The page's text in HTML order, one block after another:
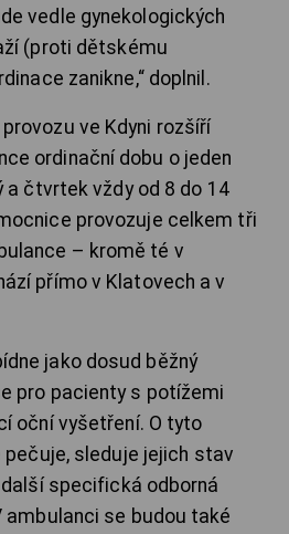
vedle gynekologických
(proti dětskému
zanikne,“ doplnil.
ve Kdyni rozšíří
ordinační dobu o jeden
a čtvrtek vždy od 8 do 14
provozuje celkem tři
– kromě té v
přímo v Klatovech a v
jako dosud běžný
pro pacienty s potížemi
oční vyšetření. O tyto
sleduje jejich stav
specifická odborná
ambulanci se budou také